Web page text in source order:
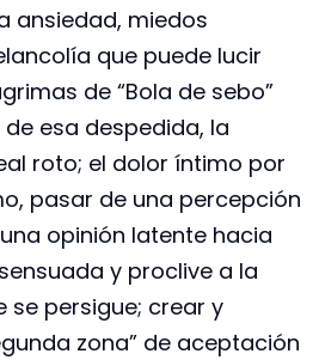
ansiedad, miedos
que puede lucir
de “Bola de sebo”
esa despedida, la
roto; el dolor íntimo por
pasar de una percepción
opinión latente hacia
y proclive a la
persigue; crear y
zona” de aceptación